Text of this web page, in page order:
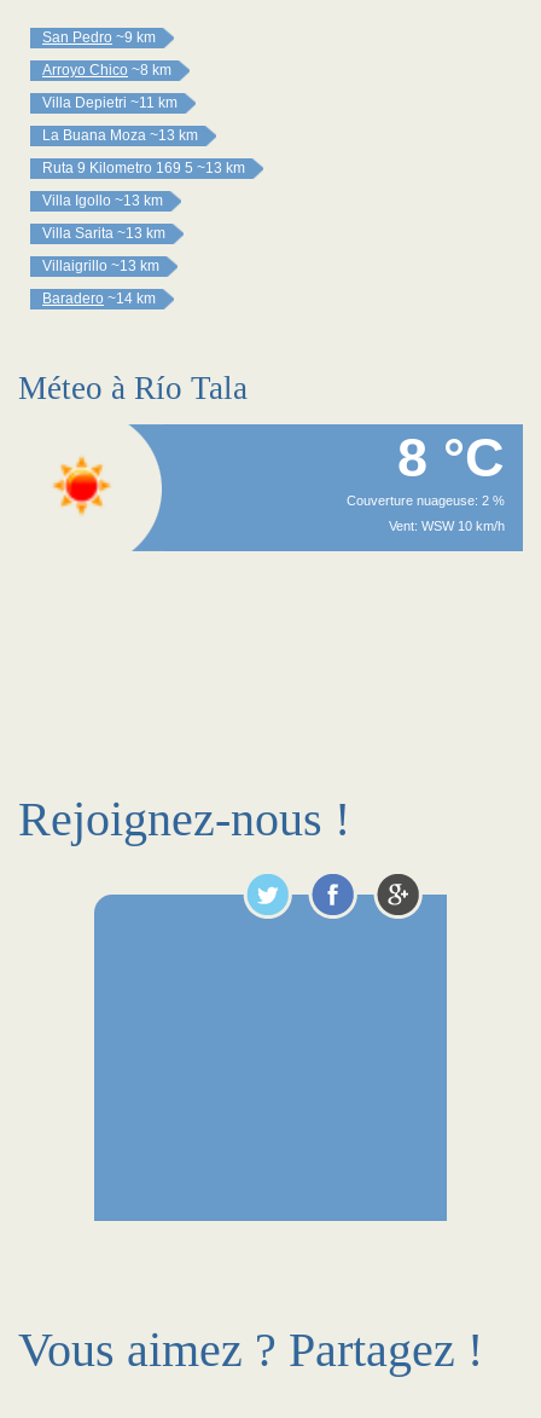
San Pedro ~9 km
Arroyo Chico ~8 km
Villa Depietri ~11 km
La Buana Moza ~13 km
Ruta 9 Kilometro 169 5 ~13 km
Villa Igollo ~13 km
Villa Sarita ~13 km
Villaigrillo ~13 km
Baradero ~14 km
Méteo à Río Tala
8 °C
Couverture nuageuse: 2 %
Vent: WSW 10 km/h
Rejoignez-nous !
Vous aimez ? Partagez !